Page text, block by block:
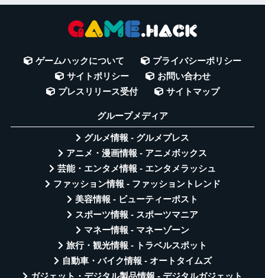
ゲームハックについて
プライバシーポリシー
サイトポリシー
お問い合わせ
プレスリリース受付
サイトマップ
グループメディア
グルメ情報 - グルメプレス
アニメ・漫画情報 - アニメボックス
芸能・エンタメ情報 - エンタメラッシュ
ファッション情報 - ファッショントレンド
美容情報 - ビューティーポスト
スポーツ情報 - スポーツマニア
マネー情報 - マネーゾーン
旅行・観光情報 - トラベルスポット
自動車・バイク情報 - オートタイムズ